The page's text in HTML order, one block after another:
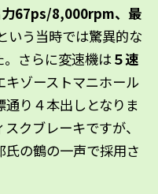
力67ps/8,000rpm、最
いう当時では驚異的な
さらに変速機は５速
キゾーストマニホール
り４本出しとなりま
クブレーキですが、
の鶴の一声で採用さ